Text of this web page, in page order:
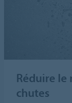
Réduire le
chutes